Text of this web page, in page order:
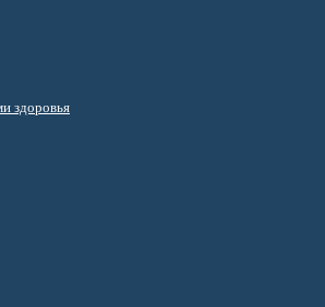
здоровья